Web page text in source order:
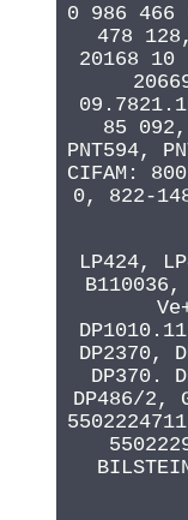
0 986 466
478
20168
85
PNT594,
CIFAM:
0, 822-
LP424,
B110036,
DP2370,
DP370.
DP486/2,